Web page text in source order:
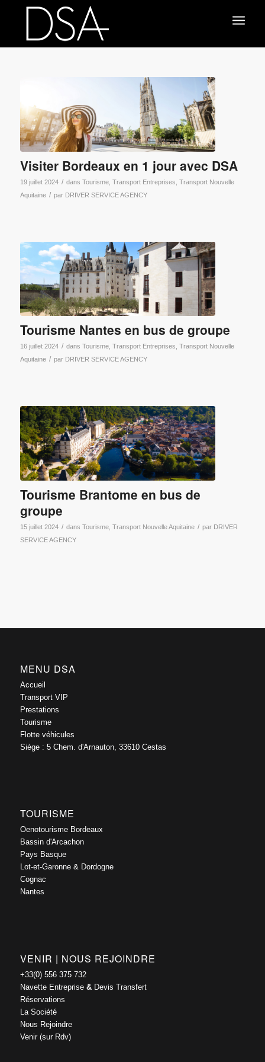
Visiter Bordeaux en 1 jour avec DSA
19 juillet 2024 / dans Tourisme, Transport Entreprises Transport Nouvelle
Aquitaine / par DRIVER SERVICE AGENCY
Tourisme Nantes en bus de groupe
16 juillet 2024 / dans Tourisme, Transport Entreprises Transport Nouvelle
Aquitaine / par DRIVER SERVICE AGENCY
Tourisme Brantome en bus de
groupe
15 juillet 2024 / dans Tourisme, Transport Nouvelle Aquitaine / par DRIVER
SERVICE AGENCY
MENU DSA
Accueil
Transport VIP
Prestations
Tourisme
Flotte véhicules
Siège : 5 Chem. d'Arnauton, 33610 Cestas
TOURISME
Oenotourisme Bordeaux
Bassin d'Arcachon
Pays Basque
Lot-et-Garonne & Dordogne
Cognac
Nantes
VENIR | NOUS REJOINDRE
+33(0) 556 375 732
Navette Entreprise & Devis Transfert
Réservations
La Société
Nous Rejoindre
Venir (sur Rdv)